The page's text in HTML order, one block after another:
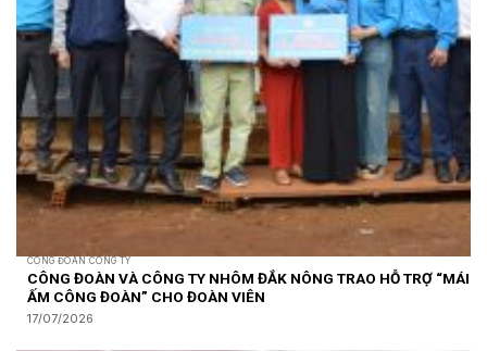
CÔNG ĐOÀN CÔNG TY
CÔNG ĐOÀN VÀ CÔNG TY NHÔM ĐẮK NÔNG TRAO HỖ TRỢ “MÁI
ẤM CÔNG ĐOÀN” CHO ĐOÀN VIÊN
17/07/2026